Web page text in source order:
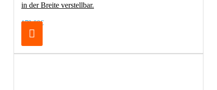
in der Breite verstellbar.
179,00€